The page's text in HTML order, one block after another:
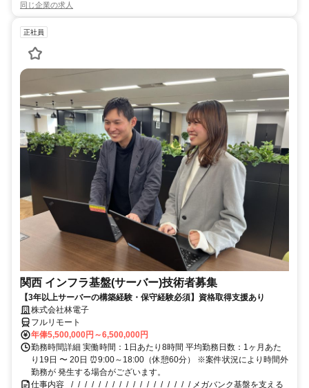
同じ企業の求人
正社員
関西 インフラ基盤(サーバー)技術者募集
【3年以上サーバーの構築経験・保守経験必須】資格取得支援あり
株式会社林電子
フルリモート
年俸5,500,000円～6,500,000円
勤務時間詳細 実働時間：1日あたり8時間 平均勤務日数：1ヶ月あた
り19日 〜 20日 ⏰9:00～18:00（休憩60分） ※案件状況により時間外
勤務が 発生する場合がございます。
仕事内容 _/_/_/_/_/_/_/_/_/_/_/_/_/_/_/_/_/_/ メガバンク基盤を支える